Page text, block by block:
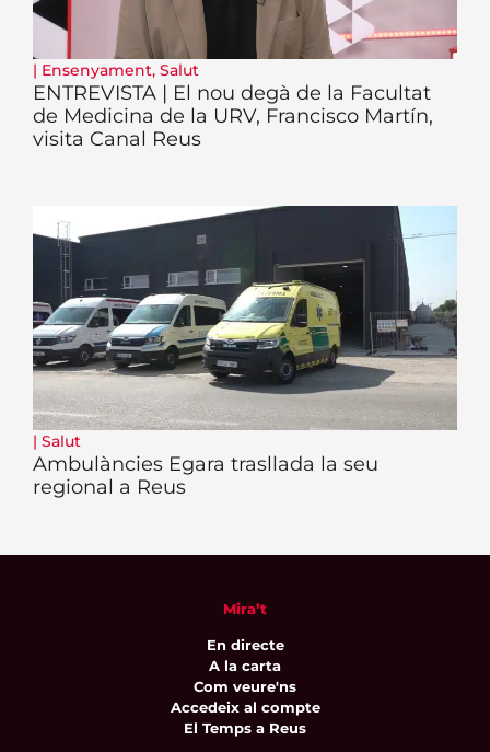
| Ensenyament, Salut
ENTREVISTA | El nou degà de la Facultat
de Medicina de la URV, Francisco Martín,
visita Canal Reus
| Salut
Ambulàncies Egara trasllada la seu
regional a Reus
Mira’t
En directe
A la carta
Com veure'ns
Accedeix al compte
El Temps a Reus